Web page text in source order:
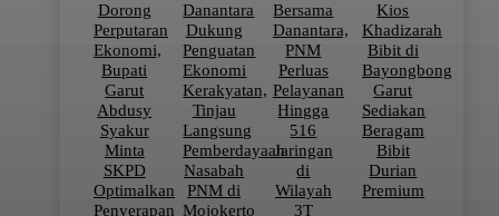
Dorong
Perputaran
Ekonomi,
Bupati
Garut
Abdusy
Syakur
Minta
SKPD
Optimalkan
Penyerapan
Danantara
Dukung
Penguatan
Ekonomi
Kerakyatan,
Tinjau
Langsung
Pemberdayaan
Nasabah
PNM di
Mojokerto
Bersama
Danantara,
PNM
Perluas
Pelayanan
Hingga
516
Jaringan
di
Wilayah
3T
Kios
Khadizarah
Bibit di
Bayongbong
Garut
Sediakan
Beragam
Bibit
Durian
Premium